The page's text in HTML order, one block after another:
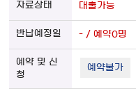
대출가능
- / 예약0명
예약불가